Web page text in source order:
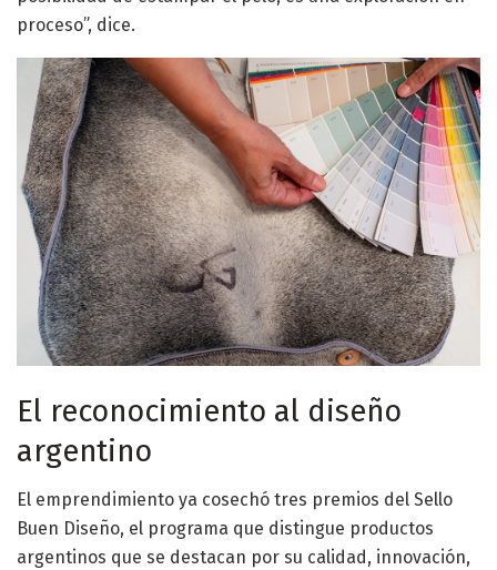
proceso”, dice.
El reconocimiento al diseño
argentino
El emprendimiento ya cosechó tres premios del Sello
Buen Diseño, el programa que distingue productos
argentinos que se destacan por su calidad, innovación,